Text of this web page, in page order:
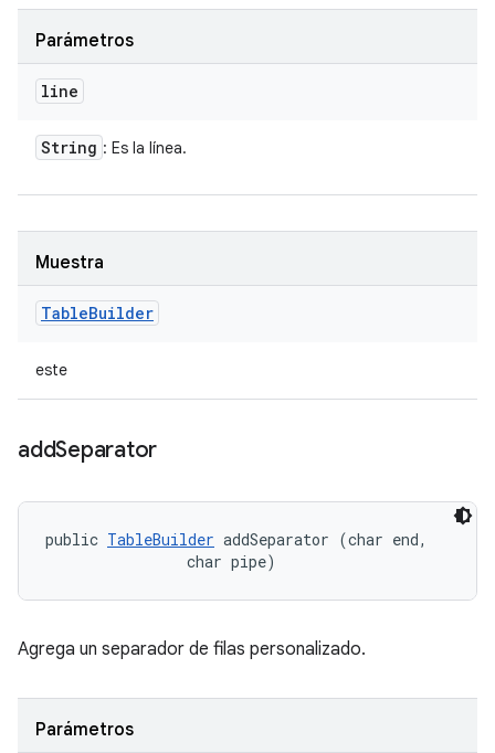
Parámetros
line
String : Es la línea.
Muestra
TableBuilder
este
addSeparator
public TableBuilder addSeparator (char end,
                char pipe)
Agrega un separador de filas personalizado.
Parámetros